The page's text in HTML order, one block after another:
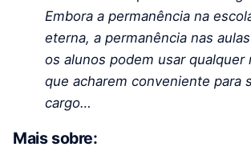
Embora a permanência na
eterna, a permanência nas
os alunos podem usar qualquer
que acharem conveniente para
cargo…
Mais sobre: